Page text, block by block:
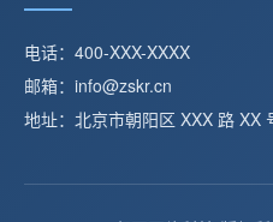
电话：400-XXX-XXXX
邮箱：info@zskr.cn
地址：北京市朝阳区 XXX 路 XX